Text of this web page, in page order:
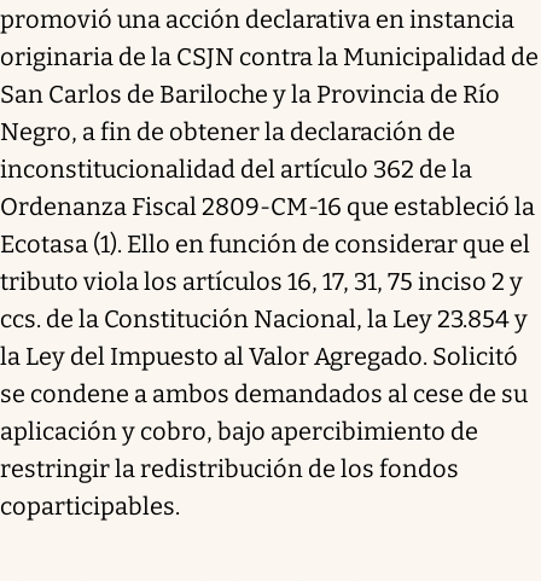
promovió una acción declarativa en instancia
originaria de la CSJN contra la Municipalidad de
San Carlos de Bariloche y la Provincia de Río
Negro, a fin de obtener la declaración de
inconstitucionalidad del artículo 362 de la
Ordenanza Fiscal 2809-CM-16 que estableció la
Ecotasa (1). Ello en función de considerar que el
tributo viola los artículos 16, 17, 31, 75 inciso 2 y
ccs. de la Constitución Nacional, la Ley 23.854 y
la Ley del Impuesto al Valor Agregado. Solicitó
se condene a ambos demandados al cese de su
aplicación y cobro, bajo apercibimiento de
restringir la redistribución de los fondos
coparticipables.